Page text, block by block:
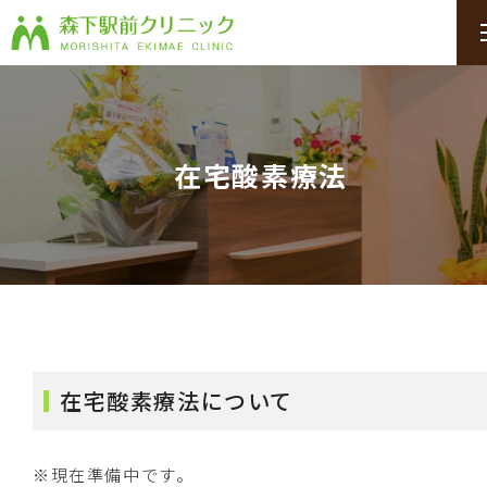
在宅酸素療法
在宅酸素療法について
※現在準備中です。